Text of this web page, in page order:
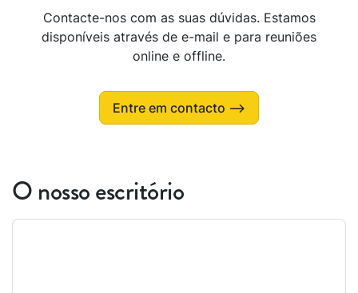
Contacte-nos com as suas dúvidas. Estamos
disponíveis através de e-mail e para reuniões
online e offline.
Entre em contacto ⟶
O nosso escritório